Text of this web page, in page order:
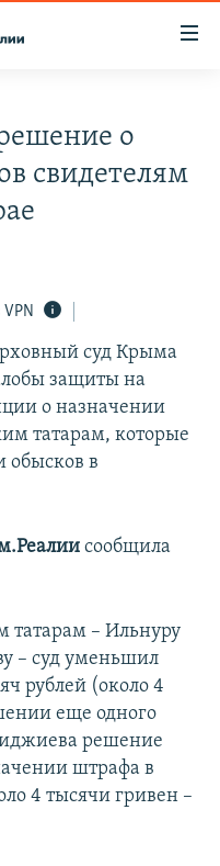
СОПРОТИВЛЕНИЯ
о
свидетелям
суд Крыма
защиты на
о назначении
татарам, которые
обысков в
сообщила
татарам – Ильнуру
– суд уменьшил
рублей (около 4
еще одного
решение
штрафа в
4 тысячи гривен –